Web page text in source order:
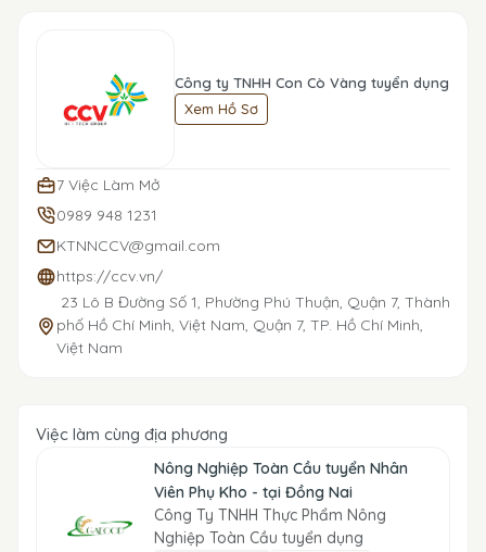
Công ty TNHH Con Cò Vàng tuyển dụng
Xem Hồ Sơ
7 Việc Làm Mở
0989 948 1231
KTNNCCV@gmail.com
https://ccv.vn/
23 Lô B Đường Số 1, Phường Phú Thuận, Quận 7, Thành
phố Hồ Chí Minh, Việt Nam, Quận 7, TP. Hồ Chí Minh,
Việt Nam
Việc làm cùng địa phương
Nông Nghiệp Toàn Cầu tuyển Nhân
Viên Phụ Kho - tại Đồng Nai
Công Ty TNHH Thực Phẩm Nông
Nghiệp Toàn Cầu tuyển dụng